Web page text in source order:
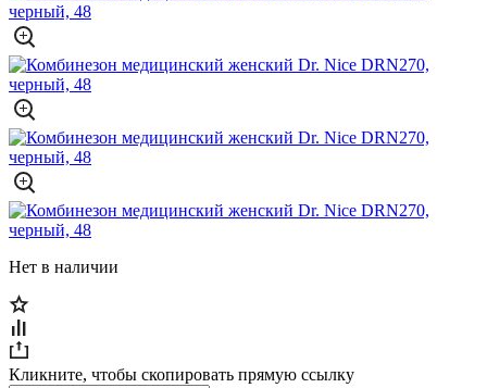
Нет в наличии
Кликните, чтобы скопировать прямую ссылку